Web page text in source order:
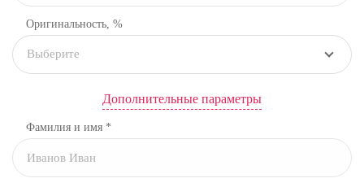
Оригинальность, %
Выберите
Дополнительные параметры
Фамилия и имя *